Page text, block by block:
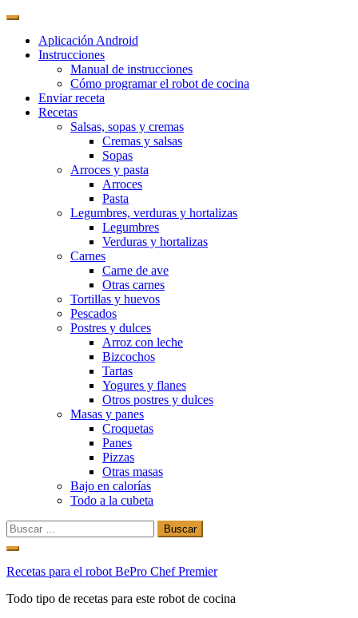
Aplicación Android
Instrucciones
Manual de instrucciones
Cómo programar el robot de cocina
Enviar receta
Recetas
Salsas, sopas y cremas
Cremas y salsas
Sopas
Arroces y pasta
Arroces
Pasta
Legumbres, verduras y hortalizas
Legumbres
Verduras y hortalizas
Carnes
Carne de ave
Otras carnes
Tortillas y huevos
Pescados
Postres y dulces
Arroz con leche
Bizcochos
Tartas
Yogures y flanes
Otros postres y dulces
Masas y panes
Croquetas
Panes
Pizzas
Otras masas
Bajo en calorías
Todo a la cubeta
Buscar:
Ir
contenido
Recetas para el robot BePro Chef Premier
Todo tipo de recetas para este robot de cocina